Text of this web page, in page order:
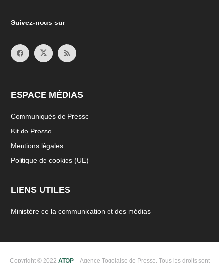
Suivez-nous sur
ESPACE MÉDIAS
Communiqués de Presse
Kit de Presse
Mentions légales
Politique de cookies (UE)
LIENS UTILES
Ministère de la communication et des médias
Copyright © 2022 ATOP– Agence Togolaise de Presse. Tous les droits sont